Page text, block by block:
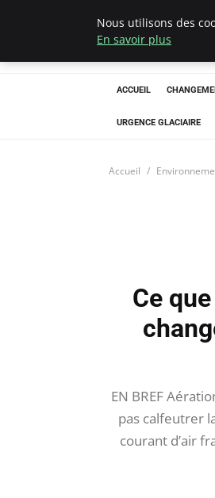
ACCUEIL
URGENCE GLACIAIRE
Accueil
Ce
EN BREF
pas calfeutrer
courant d’air
Nous utilisons des
En savoir plus